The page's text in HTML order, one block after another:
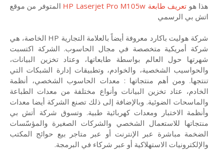
هذا هو تعريف طابعة HP Laserjet Pro M105w
المتوفر من موقع
اتش بي الرسمي
شركة هوليت باكارد معروفة أيضاً بالعلامة التجارية HP الخاصة، هي
شركة أمريكية متخصصة في مجال الحاسوب. الشركة اكتسبت
شهرتها حول العالم بواسطة طابعاتها، وعتاد تخزين البيانات،
والحواسيب الشخصية، والخوادم، وتطبيقات إدارة الشبكات التي
تنتجها. ومن أهم منتجاتها : معدات الحاسوب الشخصي، أنظمة
الخادم، عتاد تخزين البيانات وأنواع مختلفة من معدات الطباعة
والماسحات الضوئية. وبالإضافة إلى ذلك تصنع الشركة أيضا معدات
وأنظمة الاختبار ومعدات كهربائية طبية. وتسوق شركة أتش بي
منتجاتها للاستعمال الشخصي والشركات الصغيرة والمؤسّسات
الضخمة مباشرة عبر الإنترنت أو عبر متاجر بيع حوائج المكتب
والإلكترونيات الاستهلاكية أو عبر شركاء في البرمجة.